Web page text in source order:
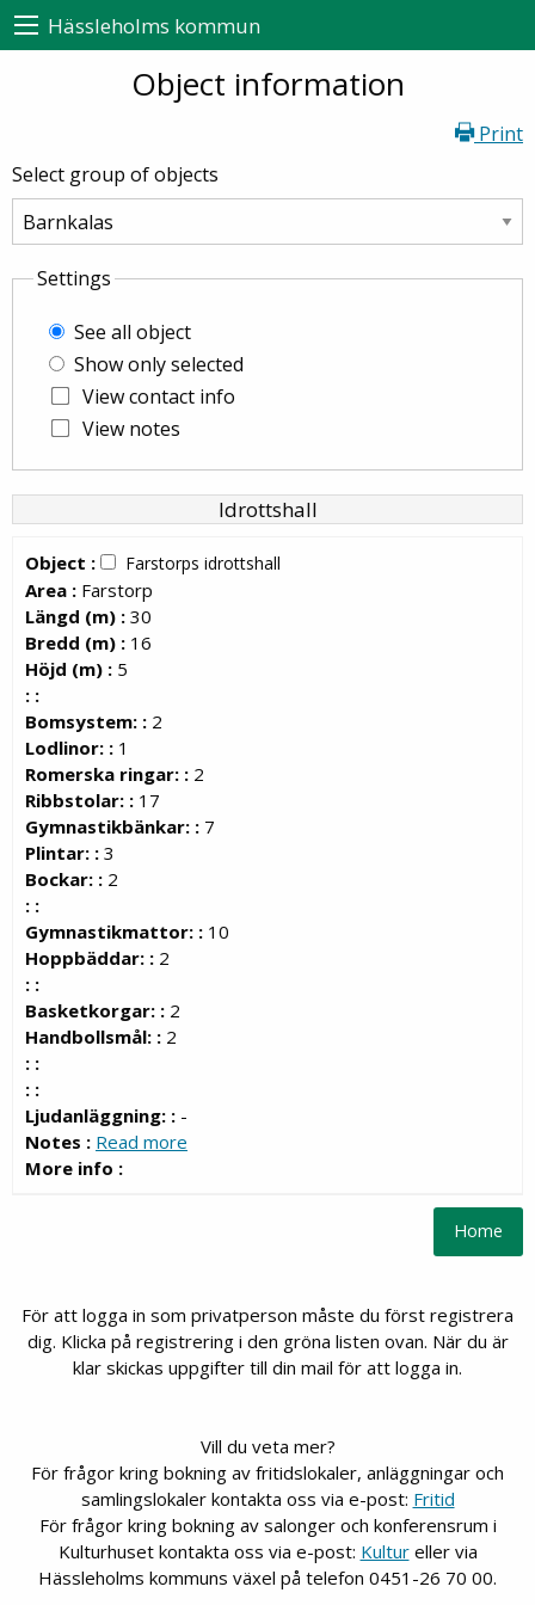
Hässleholms kommun
Object information
Print
Select group of objects
Settings
See all object
Show only selected
View contact info
View notes
Idrottshall
Object : Farstorps idrottshall
Area : Farstorp
Längd (m) : 30
Bredd (m) : 16
Höjd (m) : 5
: :
Bomsystem: : 2
Lodlinor: : 1
Romerska ringar: : 2
Ribbstolar: : 17
Gymnastikbänkar: : 7
Plintar: : 3
Bockar: : 2
: :
Gymnastikmattor: : 10
Hoppbäddar: : 2
: :
Basketkorgar: : 2
Handbollsmål: : 2
: :
: :
Ljudanläggning: : -
Notes : Read more
More info :
För att logga in som privatperson måste du först registrera
dig. Klicka på registrering i den gröna listen ovan. När du är
klar skickas uppgifter till din mail för att logga in.
Vill du veta mer?
För frågor kring bokning av fritidslokaler, anläggningar och
samlingslokaler kontakta oss via e-post: Fritid
För frågor kring bokning av salonger och konferensrum i
Kulturhuset kontakta oss via e-post: Kultureller via
Hässleholms kommuns växel på telefon 0451-26 70 00.